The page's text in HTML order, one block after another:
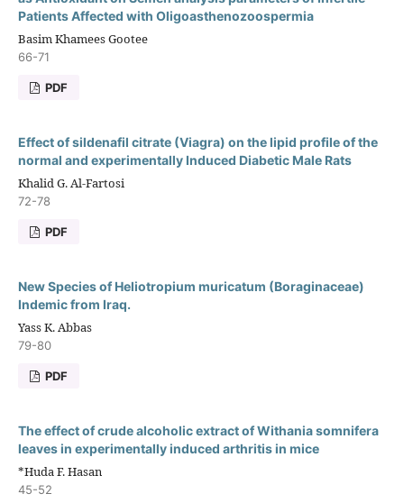
Patients Affected with Oligoasthenozoospermia
Basim Khamees Gootee
66-71
PDF
Effect of sildenafil citrate (Viagra) on the lipid profile of the
normal and experimentally Induced Diabetic Male Rats
Khalid G. Al-Fartosi
72-78
PDF
New Species of Heliotropium muricatum (Boraginaceae)
Indemic from Iraq.
Yass K. Abbas
79-80
PDF
The effect of crude alcoholic extract of Withania somnifera
leaves in experimentally induced arthritis in mice
*Huda F. Hasan
45-52